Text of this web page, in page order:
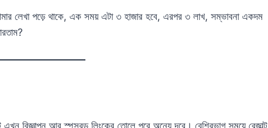
লেখা পড়ে থাকে, এক সময় এটা ৩ হাজার হবে, এরপর ৩ লাখ, সম্ভাবনা একদম
বিজ্ঞাপন আর স্পন্সরড লিংকের তোলে পরে অন্যে দূরে। বেশিরভাগ সময়ে রেজাল্ট